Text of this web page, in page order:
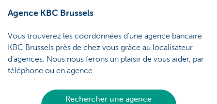
Agence KBC Brussels
Vous trouverez les coordonnées d'une agence bancaire
KBC Brussels près de chez vous grâce au localisateur
d'agences. Nous nous ferons un plaisir de vous aider, par
téléphone ou en agence.
Rechercher une agence